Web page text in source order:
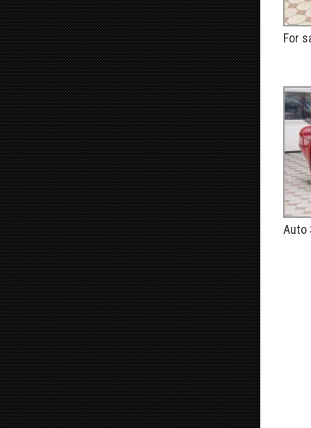
For
Auto